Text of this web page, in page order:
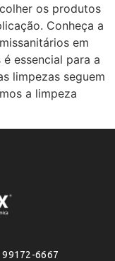
os produtos
Conheça a
em
essencial para a
limpezas seguem
a limpeza
99172-6667